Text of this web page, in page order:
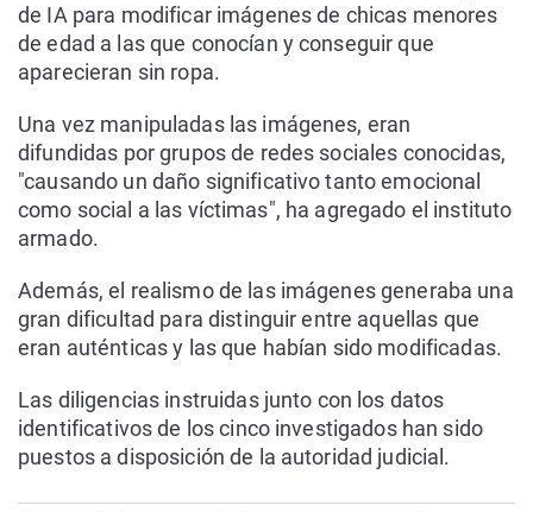
de IA para modificar imágenes de chicas menores
de edad a las que conocían y conseguir que
aparecieran sin ropa.
Una vez manipuladas las imágenes, eran
difundidas por grupos de redes sociales conocidas,
"causando un daño significativo tanto emocional
como social a las víctimas", ha agregado el instituto
armado.
Además, el realismo de las imágenes generaba una
gran dificultad para distinguir entre aquellas que
eran auténticas y las que habían sido modificadas.
Las diligencias instruidas junto con los datos
identificativos de los cinco investigados han sido
puestos a disposición de la autoridad judicial.